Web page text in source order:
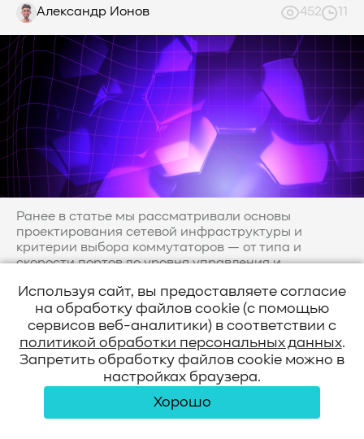
Александр Ионов 452 11
Ранее в статье мы рассматривали основы
проектирования сетевой инфраструктуры и
критерии выбора коммутаторов — от типа и
скорости портов до уровня управления и
коммутаторы в...
Читать далее
Безопасность
3 года назад
Используя сайт, вы предоставляете согласие
на обработку файлов cookie (с помощью
сервисов веб-аналитики) в соответствии с
политикой обработки персональных данных.
Запретить обработку файлов cookie можно в
настройках браузера.
Хорошо